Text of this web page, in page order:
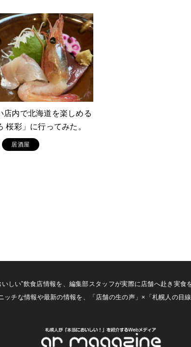
店内で北海道を楽しめる
桜彩」に行ってみた。
居酒屋
しい”飲食店情報を、編集部スタッフが実際に店舗へ赴き実食
ッチな情報や最新の情報を、「店舗の生の声」×「札幌人の目